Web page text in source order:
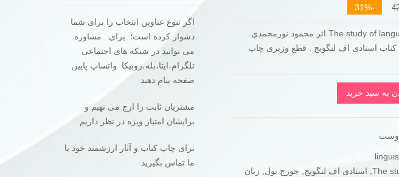
قیمت
تومان420.000
بود.
قیمت
تومان290.000
است.
-31%
کتاب بررسی زبان راهنمای The study of language اثر محمود نورمحمدی.
کتاب استادی اف لنگویج . قطع وزیری چاپ
به سبد خرید
The استادی اف لنگویج جورج یول
زبان
اگر تنوع عناوین انتخاب را برای شما
دشوار کرده است؛ برای مشاوره
می توانید در شبکه های اجتماعی
تلگرام،ایتا،بله،روبیکا واتساپ پایین
صفحه پیام دهید
مشتریان ثابت را ارج می نهیم و
برایشان امتیاز ویژه در نظر داریم
برای چاپ کناب و آثار ارزشمند خود با
ما تماس بگیرید